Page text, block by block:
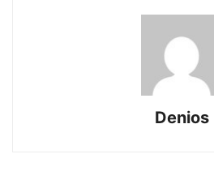
Denios